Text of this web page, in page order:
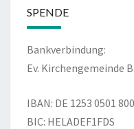
SPENDE
Bankverbindung:
Ev. Kirchengemeinde
IBAN: DE 1253 0501
BIC: HELADEF1FDS